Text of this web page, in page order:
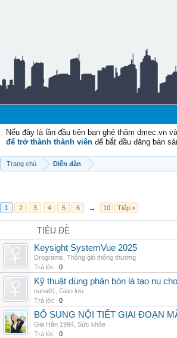
Nếu đây là lần đầu tiên bạn ghé thăm dmec.vn
để trở thành thành viên để bắt đầu đăng bán
Trang chủ Diễn đàn
1 2 3 4 5 6 → 10 Tiếp >
TIÊU ĐỀ
Keysight SystemVue 2025
Drograms Thông gió thông thường
Trả lời:
0
Kỹ thuật dùng phân bón lá tạo nụ
nana01
Giao lưu
Trả lời:
0
BỔ SUNG NỘI TIẾT GIAI ĐOẠN
Gia Hân 1994 Sức khỏe
Trả lời:
0